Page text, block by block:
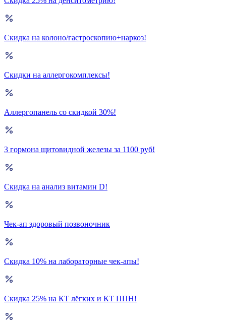
Скидка на колоно/гастроскопию+наркоз!
Скидки на аллергокомплексы!
Аллергопанель со скидкой 30%!
3 гормона щитовидной железы за 1100 руб!
Скидка на анализ витамин D!
Чек-ап здоровый позвоночник
Скидка 10% на лабораторные чек-апы!
Скидка 25% на КТ лёгких и КТ ППН!